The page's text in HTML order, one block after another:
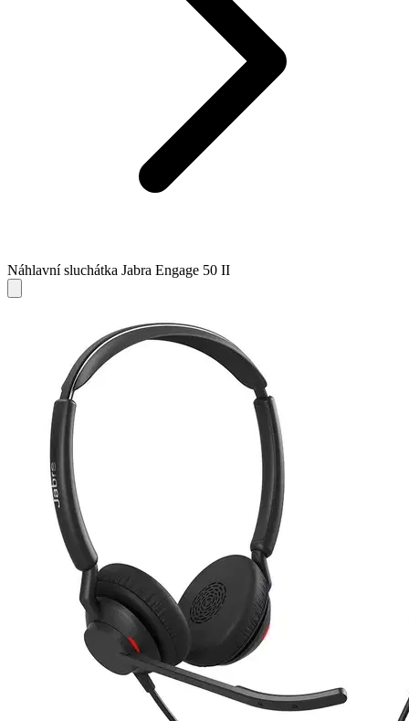
Náhlavní sluchátka Jabra Engage 50 II